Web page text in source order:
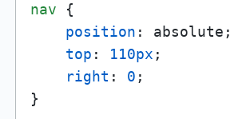
nav {
position : absolute;
top : 110px ;
right : 0 ;
}